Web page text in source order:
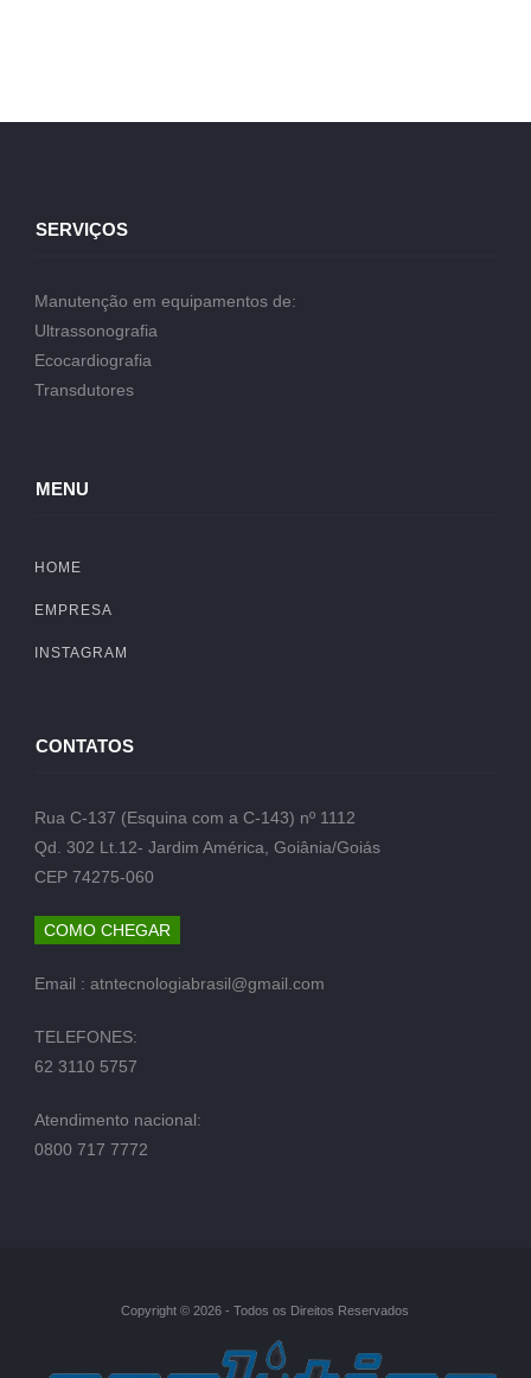
SERVIÇOS
Manutenção em equipamentos de:
Ultrassonografia
Ecocardiografia
Transdutores
MENU
HOME
EMPRESA
INSTAGRAM
CONTATOS
Rua C-137 (Esquina com a C-143) nº 1112
Qd. 302 Lt.12- Jardim América, Goiânia/Goiás
CEP 74275-060
COMO CHEGAR
Email : atntecnologiabrasil@gmail.com
TELEFONES:
62 3110 5757
Atendimento nacional:
0800 717 7772
Copyright © 2026 - Todos os Direitos Reservados